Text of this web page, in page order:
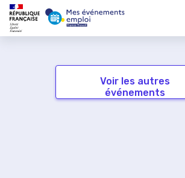
Voir les autres
événements